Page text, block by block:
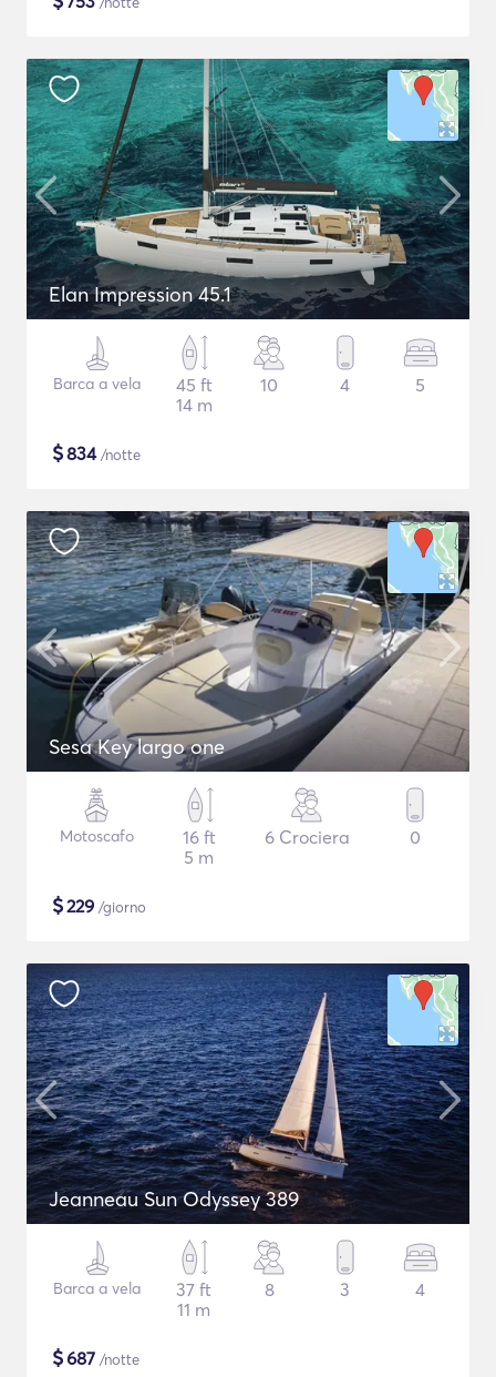
Elan Impression 45.1
Barca a vela
45 ft
14 m
10 4 5
$834/notte
Sesa Key largo one
Motoscafo
16 ft
5 m
6 Crociera 0
$229 /giorno
Jeanneau Sun Odyssey 389
Barca a vela
37 ft
11 m
8 3 4
$687 /notte